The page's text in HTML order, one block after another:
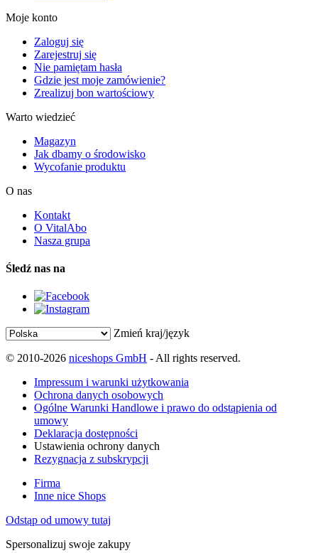
Moje konto
Zaloguj się
Zarejestruj się
Nie pamiętam hasła
Gdzie jest moje zamówienie?
Zrealizuj bon wartościowy
Warto wiedzieć
Magazyn
Jak dbamy o środowisko
Wycofanie produktu
O nas
Kontakt
O VitalAbo
Nasza grupa
Śledź nas na
Zmień kraj/język
© 2010-2026 niceshops GmbH - All rights reserved.
Impressum i warunki użytkowania
Ochrona danych osobowych
Ogólne Warunki Handlowe i prawo do odstąpienia od
umowy
Deklaracja dostępności
Ustawienia ochrony danych
Rezygnacja z subskrypcji
Firma
Inne nice Shops
Odstąp od umowy tutaj
Spersonalizuj swoje zakupy